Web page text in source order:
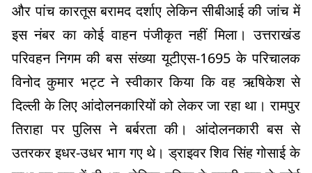
और पांच कारतूस बरामद दर्शाए लेकिन सीबीआई की जांच में
इस नंबर का कोई वाहन पंजीकृत नहीं मिला। उत्तराखंड
परिवहन निगम की बस संख्या यूटीएस-1695 के परिचालक
विनोद कुमार भट्ट ने स्वीकार किया कि वह ऋषिकेश से
दिल्ली के लिए आंदोलनकारियों को लेकर जा रहा था। रामपुर
तिराहा पर पुलिस ने बर्बरता की। आंदोलनकारी बस से
उतरकर इधर-उधर भाग गए थे। ड्राइवर शिव सिंह गोसाई के